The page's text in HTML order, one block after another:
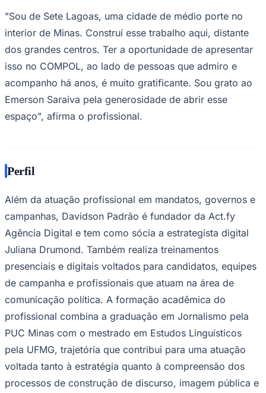
"Sou de Sete Lagoas, uma cidade de médio porte no
interior de Minas. Construí esse trabalho aqui, distante
dos grandes centros. Ter a oportunidade de apresentar
isso no COMPOL, ao lado de pessoas que admiro e
acompanho há anos, é muito gratificante. Sou grato ao
Emerson Saraiva pela generosidade de abrir esse
espaço", afirma o profissional.
Perfil
Além da atuação profissional em mandatos, governos e
campanhas, Davidson Padrão é fundador da Act.fy
Agência Digital e tem como sócia a estrategista digital
Juliana Drumond. Também realiza treinamentos
presenciais e digitais voltados para candidatos, equipes
de campanha e profissionais que atuam na área de
comunicação política. A formação acadêmica do
profissional combina a graduação em Jornalismo pela
PUC Minas com o mestrado em Estudos Linguísticos
pela UFMG, trajetória que contribui para uma atuação
voltada tanto à estratégia quanto à compreensão dos
processos de construção de discurso, imagem pública e